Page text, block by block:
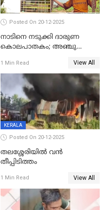
Posted On 20-12-2025
നാടിനെ നടുക്കി ദാരുണ
കൊലപാതകം; അഞ്ചു
കഴുത്തുഞെരിച്ച് കൊന്നു
1 Min Read View All
KERALA
Posted On 20-12-2025
തലശ്ശേരിയിൽ വൻ
തീപ്പിടിത്തം
1 Min Read View All